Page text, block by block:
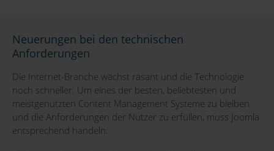
Neuerungen bei den technischen
Anforderungen
Die Internet-Branche wächst rasant und die Technologie
noch schneller. Um eines der besten, beliebtesten und
meistgenutzten Content Management Systeme zu bleiben
und die Anforderungen der Nutzer zu erfüllen, muss Joomla
entsprechend handeln.